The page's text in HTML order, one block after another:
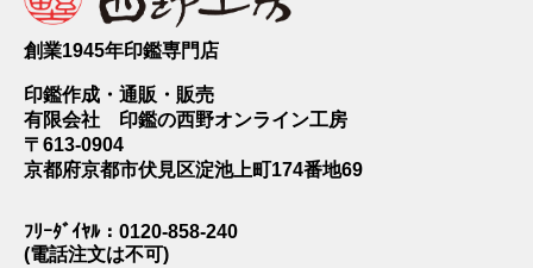
創業1945年印鑑専門店
印鑑作成・通販・販売
有限会社 印鑑の西野オンライン工房
〒613-0904
京都府京都市伏見区淀池上町174番地69
ﾌﾘｰﾀﾞｲﾔﾙ：0120-858-240
(電話注文は不可)